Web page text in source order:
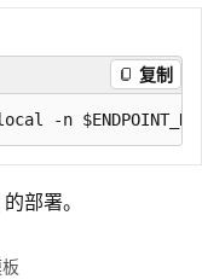
复制
的部署。